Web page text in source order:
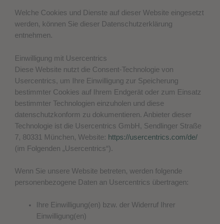
Welche Cookies und Dienste auf dieser Website eingesetzt
werden, können Sie dieser Datenschutzerklärung
entnehmen.
Einwilligung mit Usercentrics
Diese Website nutzt die Consent-Technologie von
Usercentrics, um Ihre Einwilligung zur Speicherung
bestimmter Cookies auf Ihrem Endgerät oder zum Einsatz
bestimmter Technologien einzuholen und diese
datenschutzkonform zu dokumentieren. Anbieter dieser
Technologie ist die Usercentrics GmbH, Sendlinger Straße
7, 80331 München, Website: https://usercentrics.com/de/
(im Folgenden „Usercentrics“).
Wenn Sie unsere Website betreten, werden folgende
personenbezogene Daten an Usercentrics übertragen:
Ihre Einwilligung(en) bzw. der Widerruf Ihrer
Einwilligung(en)